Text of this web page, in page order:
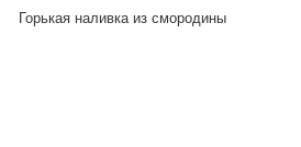
Горькая наливка из смородины